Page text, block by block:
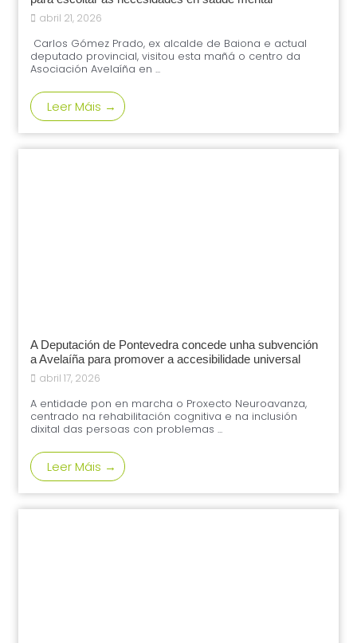
abril 21, 2026
Carlos Gómez Prado, ex alcalde de Baiona e actual
deputado provincial, visitou esta mañá o centro da
Asociación Avelaíña en ...
Leer Máis →
A Deputación de Pontevedra concede unha subvención
a Avelaíña para promover a accesibilidade universal
abril 17, 2026
A entidade pon en marcha o Proxecto Neuroavanza,
centrado na rehabilitación cognitiva e na inclusión
dixital das persoas con problemas ...
Leer Máis →